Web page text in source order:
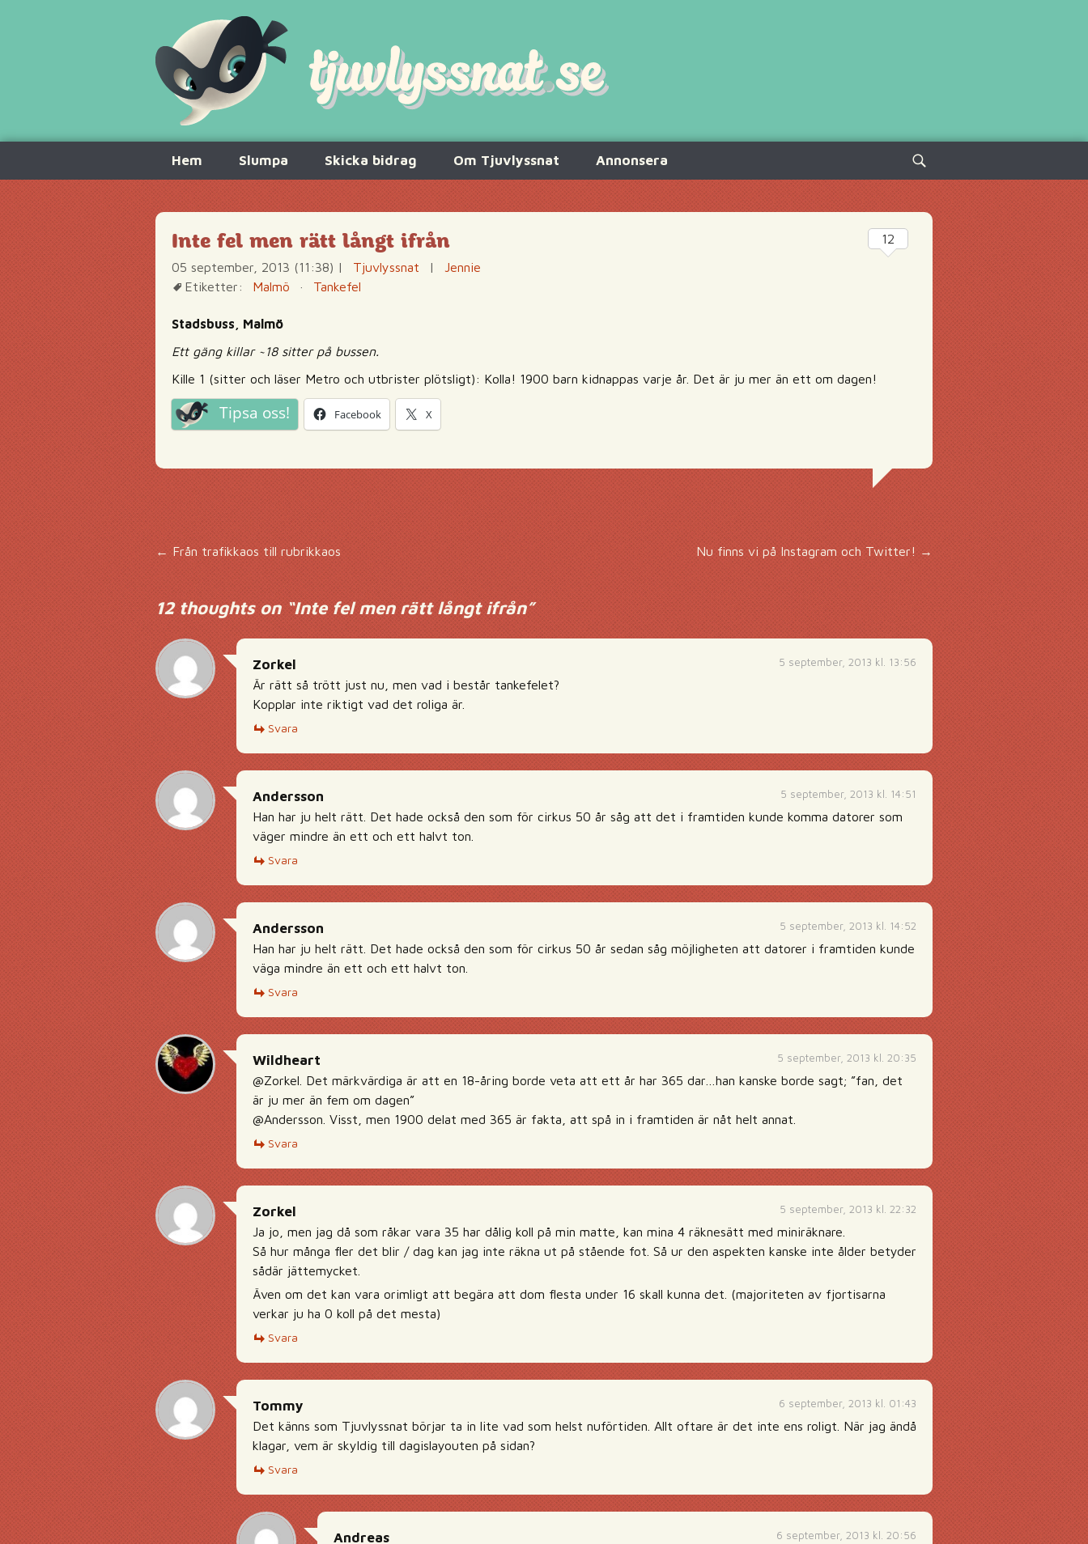
innehåll
Hem Slumpa Skicka bidrag Om Tjuvlyssnat Annonsera
Sök
efter:
Inte fel men rätt långt ifrån
05 september, 2013 (11:38) | Tjuvlyssnat |
Jennie
Etiketter:
Malmö · Tankefel
Stadsbuss, Malmö
Ett gäng killar ~18 sitter på bussen.
Kille 1 (sitter och läser Metro och utbrister plötsligt): Kolla! 1900 barn kidnappas varje år. Det är ju mer än ett om dagen!
Tipsa oss! Facebook X
12
Inläggsnavigering
←Från trafikkaos till rubrikkaos Nu finns vi på Instagram och Twitter!→
12 thoughts on “Inte fel men rätt långt ifrån”
5 september, 2013 kl. 13:56
Zorkel
Är rätt så trött just nu, men vad i består tankefelet?
Kopplar inte riktigt vad det roliga är.
Svara
5 september, 2013 kl. 14:51
Andersson
Han har ju helt rätt. Det hade också den som för cirkus 50 år såg att det i framtiden kunde komma datorer som
väger mindre än ett och ett halvt ton.
Svara
5 september, 2013 kl. 14:52
Andersson
Han har ju helt rätt. Det hade också den som för cirkus 50 år sedan såg möjligheten att datorer i framtiden kunde
väga mindre än ett och ett halvt ton.
Svara
5 september, 2013 kl. 20:35
Wildheart
@Zorkel. Det märkvärdiga är att en 18-åring borde veta att ett år har 365 dar…han kanske borde sagt; ”fan, det
är ju mer än fem om dagen”
@Andersson. Visst, men 1900 delat med 365 är fakta, att spå in i framtiden är nåt helt annat.
Svara
5 september, 2013 kl. 22:32
Zorkel
Ja jo, men jag då som råkar vara 35 har dålig koll på min matte, kan mina 4 räknesätt med miniräknare.
Så hur många fler det blir / dag kan jag inte räkna ut på stående fot. Så ur den aspekten kanske inte ålder betyder
sådär jättemycket.
Även om det kan vara orimligt att begära att dom flesta under 16 skall kunna det. (majoriteten av fjortisarna
verkar ju ha 0 koll på det mesta)
Svara
6 september, 2013 kl. 01:43
Tommy
Det känns som Tjuvlyssnat börjar ta in lite vad som helst nuförtiden. Allt oftare är det inte ens roligt. När jag ändå
klagar, vem är skyldig till dagislayouten på sidan?
Svara
6 september, 2013 kl. 20:56
Andreas